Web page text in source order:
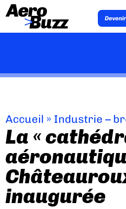
Accueil » Industrie –
La «
inaugurée